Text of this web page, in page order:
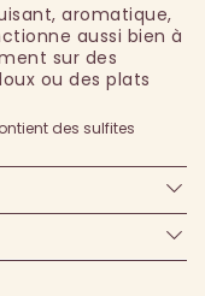
aromatique,
aussi bien à
sur des
ou des plats
des sulfites